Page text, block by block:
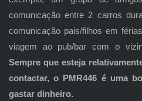
comunicação entre 2 carros
comunicação pais/filhos em
viagem ao pub/bar com o
Sempre que esteja
contactar, o PMR446 é uma
gastar dinheiro.